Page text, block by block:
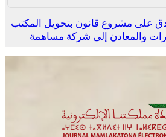
على مشروع قانون بتحويل المكتب
والمعادن إلى شركة مساهمة